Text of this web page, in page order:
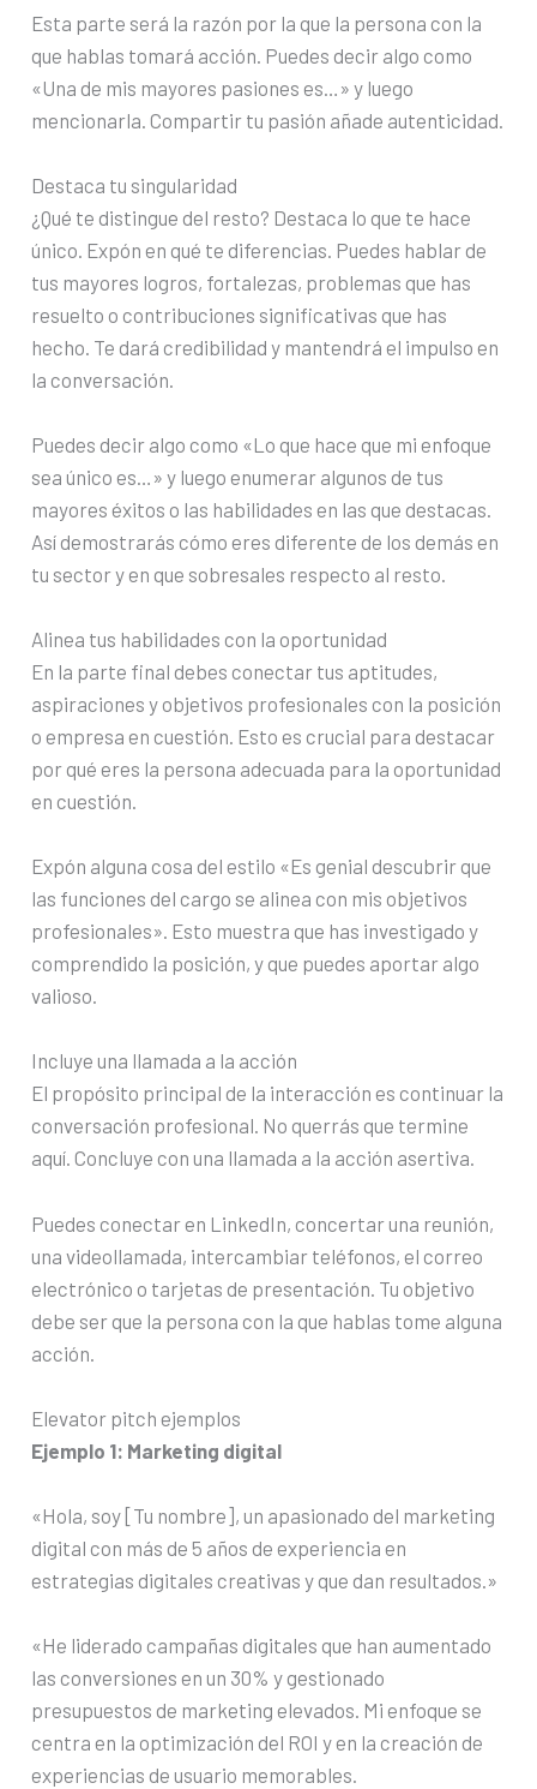
Esta parte será la razón por la que la persona con la
que hablas tomará acción. Puedes decir algo como
«Una de mis mayores pasiones es…» y luego
mencionarla. Compartir tu pasión añade autenticidad.
Destaca tu singularidad
¿Qué te distingue del resto? Destaca lo que te hace
único. Expón en qué te diferencias. Puedes hablar de
tus mayores logros, fortalezas, problemas que has
resuelto o contribuciones significativas que has
hecho. Te dará credibilidad y mantendrá el impulso en
la conversación.
Puedes decir algo como «Lo que hace que mi enfoque
sea único es…» y luego enumerar algunos de tus
mayores éxitos o las habilidades en las que destacas.
Así demostrarás cómo eres diferente de los demás en
tu sector y en que sobresales respecto al resto.
Alinea tus habilidades con la oportunidad
En la parte final debes conectar tus aptitudes,
aspiraciones y objetivos profesionales con la posición
o empresa en cuestión. Esto es crucial para destacar
por qué eres la persona adecuada para la oportunidad
en cuestión.
Expón alguna cosa del estilo «Es genial descubrir que
las funciones del cargo se alinea con mis objetivos
profesionales». Esto muestra que has investigado y
comprendido la posición, y que puedes aportar algo
valioso.
Incluye una llamada a la acción
El propósito principal de la interacción es continuar la
conversación profesional. No querrás que termine
aquí. Concluye con una llamada a la acción asertiva.
Puedes conectar en LinkedIn, concertar una reunión,
una videollamada, intercambiar teléfonos, el correo
electrónico o tarjetas de presentación. Tu objetivo
debe ser que la persona con la que hablas tome alguna
acción.
Elevator pitch ejemplos
Ejemplo 1: Marketing digital
«Hola, soy [Tu nombre], un apasionado del marketing
digital con más de 5 años de experiencia en
estrategias digitales creativas y que dan resultados.»
«He liderado campañas digitales que han aumentado
las conversiones en un 30% y gestionado
presupuestos de marketing elevados. Mi enfoque se
centra en la optimización del ROI y en la creación de
experiencias de usuario memorables.